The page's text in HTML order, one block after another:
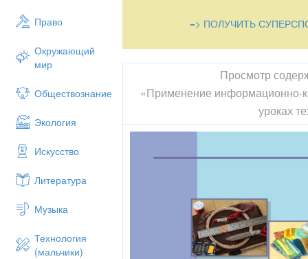
Право
Окружающий
мир
Обществознание
Экология
Искусство
Литература
Музыка
Технология
(мальчики)
=> ПОЛУЧИТЬ
Просмотр
«Применение информационно-
уроках